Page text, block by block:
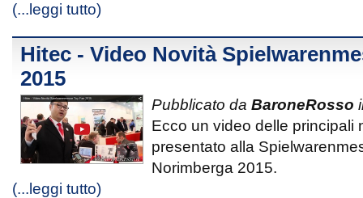
(...leggi tutto)
Hitec - Video Novità
2015
Pubblicato da BaroneRosso
Ecco un video delle principali
presentato alla
Norimberga 2015.
(...leggi tutto)